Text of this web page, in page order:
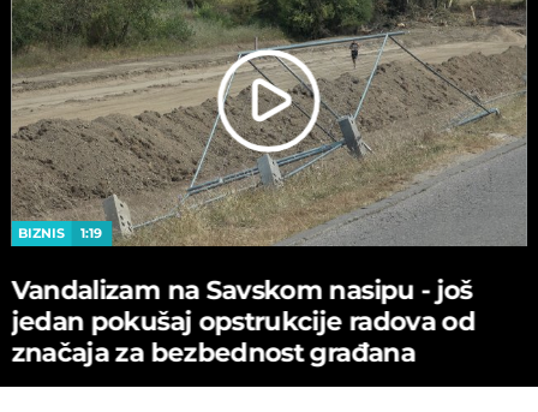
BIZNIS 1:19
Vandalizam na Savskom nasipu - јoš
јedan pokušaј opstrukciјe radova od
značaјa za bezbednost građana